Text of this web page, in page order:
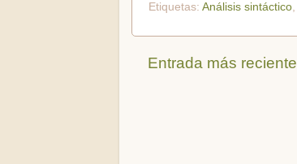
Etiquetas: Análisis sintáctico,
Entrada más reciente